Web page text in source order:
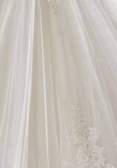
マタニティ
前撮りレ